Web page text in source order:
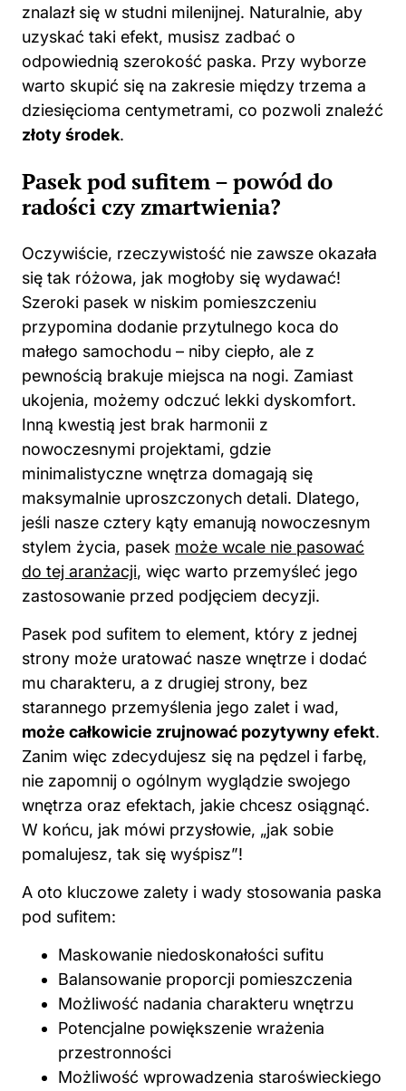
znalazł się w studni milenijnej. Naturalnie, aby
uzyskać taki efekt, musisz zadbać o
odpowiednią szerokość paska. Przy wyborze
warto skupić się na zakresie między trzema a
dziesięcioma centymetrami, co pozwoli znaleźć
złoty środek.
Pasek pod sufitem – powód do
radości czy zmartwienia?
Oczywiście, rzeczywistość nie zawsze okazała
się tak różowa, jak mogłoby się wydawać!
Szeroki pasek w niskim pomieszczeniu
przypomina dodanie przytulnego koca do
małego samochodu – niby ciepło, ale z
pewnością brakuje miejsca na nogi. Zamiast
ukojenia, możemy odczuć lekki dyskomfort.
Inną kwestią jest brak harmonii z
nowoczesnymi projektami, gdzie
minimalistyczne wnętrza domagają się
maksymalnie uproszczonych detali. Dlatego,
jeśli nasze cztery kąty emanują nowoczesnym
stylem życia, pasek może wcale nie pasować
do tej aranżacji, więc warto przemyśleć jego
zastosowanie przed podjęciem decyzji.
Pasek pod sufitem to element, który z jednej
strony może uratować nasze wnętrze i dodać
mu charakteru, a z drugiej strony, bez
starannego przemyślenia jego zalet i wad,
może całkowicie zrujnować pozytywny efekt.
Zanim więc zdecydujesz się na pędzel i farbę,
nie zapomnij o ogólnym wyglądzie swojego
wnętrza oraz efektach, jakie chcesz osiągnąć.
W końcu, jak mówi przysłowie, „jak sobie
pomalujesz, tak się wyśpisz”!
A oto kluczowe zalety i wady stosowania paska
pod sufitem:
Maskowanie niedoskonałości sufitu
Balansowanie proporcji pomieszczenia
Możliwość nadania charakteru wnętrzu
Potencjalne powiększenie wrażenia
przestronności
Możliwość wprowadzenia staroświeckiego